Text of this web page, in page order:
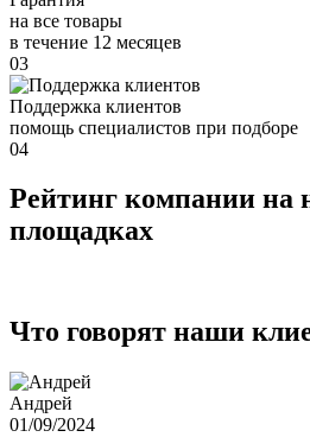
на все товары
в течение 12 месяцев
03
Поддержка клиентов
помощь специалистов при подборе
04
Рейтинг компании на
площадках
Что говорят наши
Андрей
01/09/2024